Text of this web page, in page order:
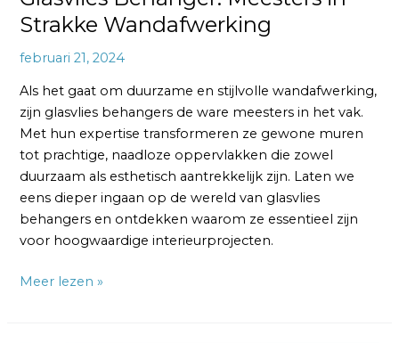
Strakke Wandafwerking
februari 21, 2024
Als het gaat om duurzame en stijlvolle wandafwerking,
zijn glasvlies behangers de ware meesters in het vak.
Met hun expertise transformeren ze gewone muren
tot prachtige, naadloze oppervlakken die zowel
duurzaam als esthetisch aantrekkelijk zijn. Laten we
eens dieper ingaan op de wereld van glasvlies
behangers en ontdekken waarom ze essentieel zijn
voor hoogwaardige interieurprojecten.
Meer lezen »